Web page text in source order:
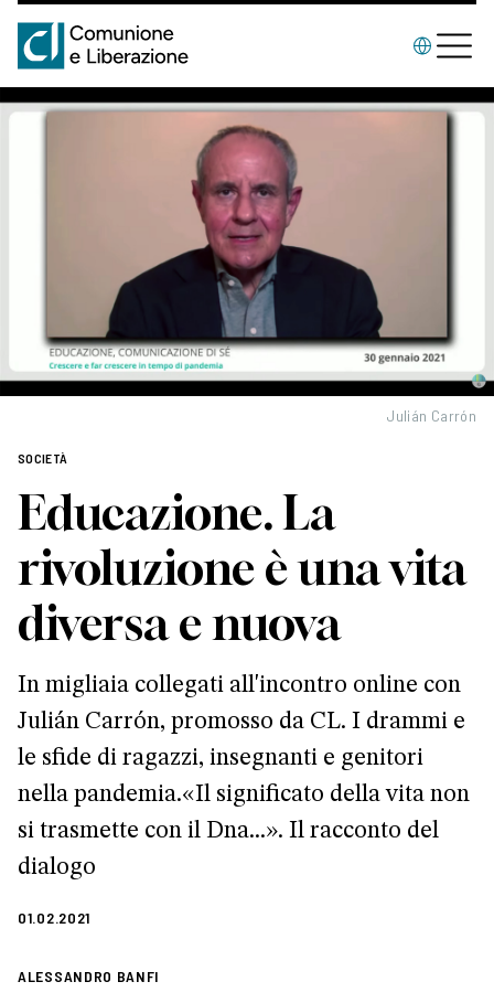
SOCIETÀ
Educazione. La
rivoluzione è una vita
diversa e nuova
In migliaia collegati all'incontro online con
Julián Carrón, promosso da CL. I drammi e
le sfide di ragazzi, insegnanti e genitori
nella pandemia.«Il significato della vita non
si trasmette con il Dna...». Il racconto del
dialogo
01.02.2021
ALESSANDRO BANFI
Julián Carrón